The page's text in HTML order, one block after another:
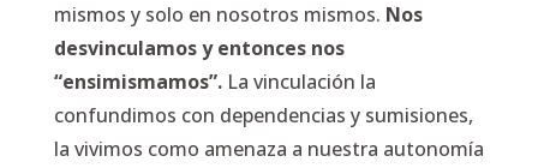
mismos y solo en nosotros mismos. Nos
desvinculamos y entonces nos
“ensimismamos”. La vinculación la
confundimos con dependencias y sumisiones,
la vivimos como amenaza a nuestra autonomía